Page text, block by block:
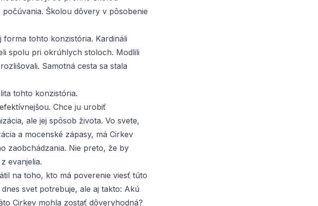
Školou dôvery v pôsobenie
tohto konzistória. Kardináli
spolu pri okrúhlych stoloch. Modlili
Samotná cesta sa stala
tohto konzistória.
Chce ju urobiť
ale jej spôsob života. Vo svete,
a mocenské zápasy, má Cirkev
zaobchádzania. Nie preto, že by
evanjelia.
na toho, kto má poverenie viesť túto
svet potrebuje, ale aj takto: Akú
Cirkev mohla zostať dôveryhodná?